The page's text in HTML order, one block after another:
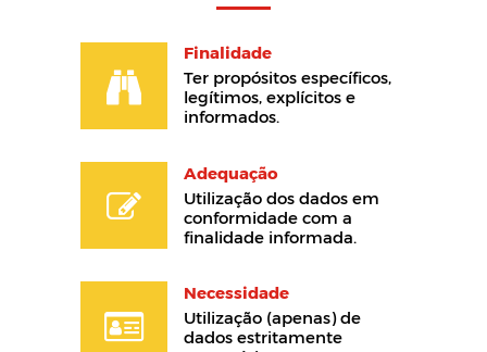
Finalidade
Ter propósitos específicos,
legítimos, explícitos e
informados.
Adequação
Utilização dos dados em
conformidade com a
finalidade informada.
Necessidade
Utilização (apenas) de
dados estritamente